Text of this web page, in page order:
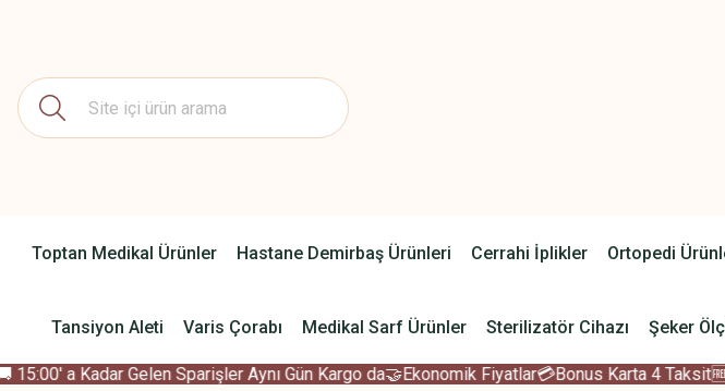
Toptan Medikal Ürünler Hastane Demirbaş Ürünleri Cerrahi İplikler Ortopedi
Tansiyon Aleti Varis Çorabı Medikal Sarf Ürünler Sterilizatör Cihazı Şeker
a Kadar Gelen Sparişler Aynı Gün Kargo da 🤝Ekonomik Fiyatlar💳Bonus Karta 4 Taksit